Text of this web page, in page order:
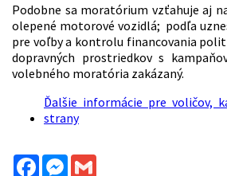
Podobne sa moratórium vzťahuje aj
olepené motorové vozidlá; podľa
pre voľby a kontrolu financovania
dopravných prostriedkov s
volebného moratória zakázaný.
Ďalšie informácie pre voličov,
strany
FacebookMessenger